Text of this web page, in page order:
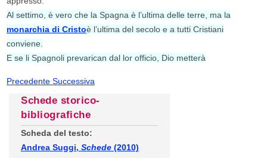
Al settimo, è vero che la Spagna è l’ultima delle terre, ma la
monarchia di Cristoè l’ultima del secolo e a tutti Cristiani
conviene.
E se li Spagnoli prevarican dal lor officio, Dio metterà
PrecedenteSuccessiva
Schede storico-
bibliografiche
Scheda del testo:
Andrea Suggi, Schede (2010)